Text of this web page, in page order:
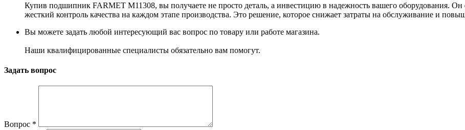
Купив подшипник FARMET M11308, вы получаете не просто деталь, а инвестицию в надежность вашего оборудования. Он
жесткий контроль качества на каждом этапе производства. Это решение, которое снижает затраты на обслуживание и
Вы можете задать любой интересующий вас вопрос по товару или работе магазина.
Наши квалифицированные специалисты обязательно вам помогут.
Задать вопрос
Вопрос *